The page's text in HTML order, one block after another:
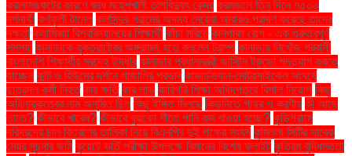
কয়লাসঙ্কটের কারণে বন্ধ মহেশখালী তাপবিদ্যুৎ কেন্দ্র করমজলে তিন দিনে ৭৫০০
দর্শনার্থী কর্ণফুলী টানেল কলসিন্দুর গ্রামের অদম্য মেয়েরা আবারও প্রমাণ করেছে তাদের
দক্ষতা কলাম্বিয়া বিশ্ববিদ্যালয়ের শিক্ষার্থী কাঁচা মরিচে কানপাকা রোগ - এক গুরুত্বপুর্ণ
সমস্যা কানাডাকে যুক্তরাষ্ট্রের অঙ্গরাজ্য হতে বললেন ট্রাম্প কানাডায় নিখোঁজ প্রবাসী
বাংলাদেশি শিক্ষার্থীর মরদেহ উদ্ধার কানাডার প্রধানমন্ত্রী জাস্টিন ট্রুডো পদত্যাগ করতে
যাচ্ছেন কান্ট ও হিউমের দর্শনে গাজালির প্রভাব কাভার্ডভ্যান-মোটরসাইকেল সংঘর্ষে
ছাত্রদল কর্মী নিহত কার ক্ষতি কার লাভ কারিগরি শিক্ষা অধিদপ্তরে বিশাল নিয়োগ কিছু
অধিনায়কত্বের নাম অনুমিত ছিল কিছু ইঙ্গিত মিলছে কিডনিতে পাথর ও করণীয় কী আছে
তাতে? কীভাবে খাবেন? কীভাবে বুঝবেন শীতে পানি কম খাওয়া হচ্ছে? কুড়িগ্রামে
দরিদ্রদের চাল বিতরণের তালিকা নিয়ে বিএনপির দুই পক্ষের সংঘর্ষ কুমিল্লা সিটির সাবেক
মেয়র সূচনার জমি কুয়েটে ভর্তি পরীক্ষা উপলক্ষে বিমানের বিশেষ ফ্লাইট কৃত্রিম বুদ্ধিমত্তা